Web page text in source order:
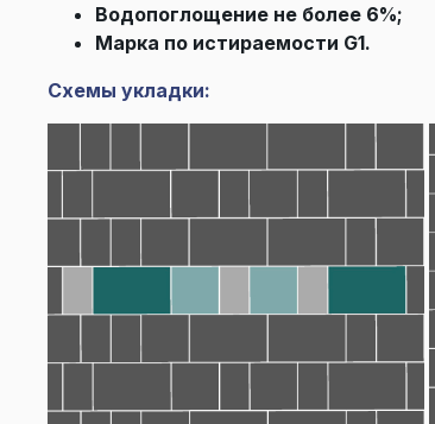
Водопоглощение не более 6%;
Марка по истираемости G1.
Схемы укладки: